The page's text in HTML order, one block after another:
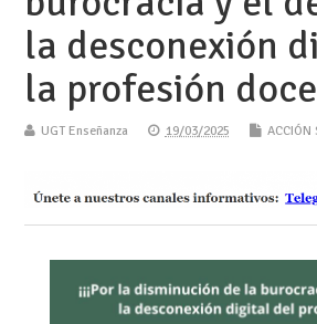
la desconexión
la profesión
UGT Enseñanza 19/03/2025 ACCIÓN